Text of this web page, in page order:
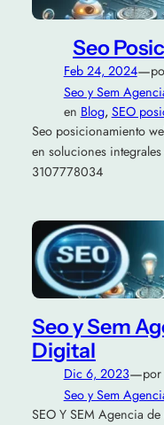
Seo
Feb 24, 2024—
Seo y Sem
en Blog, SEO
Seo posicionamiento
en soluciones
3107778034
Seo y Sem
Digital
Dic 6, 2023—por
Seo y Sem
SEO Y SEM Agencia